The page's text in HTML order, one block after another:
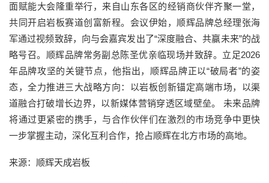
面赋能大会隆重举行，来自山东各区的经销商伙伴齐聚一堂，
共同开启岩板赛道创富新程。会议伊始，顺辉品牌总经理张海
军通过视频致辞，向与会嘉宾发出了“深度融合、共赢未来”的战
略号召。顺辉品牌常务副总陈圣优亲临现场并致辞。立足2026
年品牌攻坚的关键节点，他指出，顺辉品牌正以“破局者”的姿
态，全力推进三大战略方向：以岩板创新锚定高端市场，以渠
道融合打破增长边界，以新媒体营销穿透区域壁垒。 未来品牌
将通过更紧密的携手，与合作伙伴们在激烈的市场竞争中更快
一步掌握主动，深化互利合作，抢占顺辉在北方市场的高地。
来源：顺辉天成岩板